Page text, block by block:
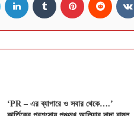
‘PR – এর ব্যাপারে ও সবার থেকে….’